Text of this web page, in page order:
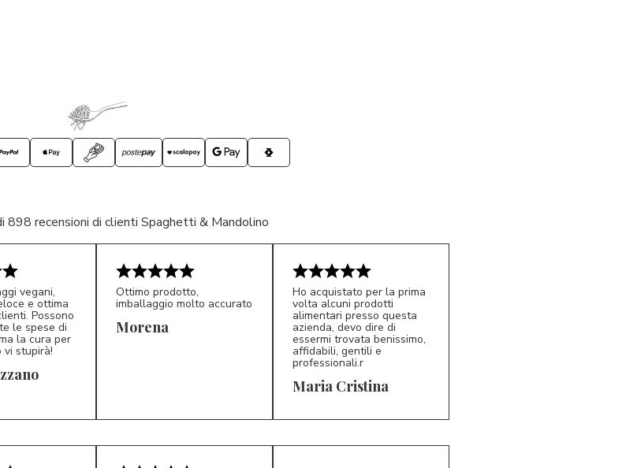
898 recensioni di clienti Spaghetti & Mandolino
5/5
vegani,
e ottima
Possono
le spese di
la cura per
vi stupirà!
Ottimo prodotto,
imballaggio molto accurato
Morena
MC 5/5
Ho acquistato per la prima
volta alcuni prodotti
alimentari presso questa
azienda, devo dire di
essermi trovata benissimo,
affidabili, gentili e
professionali.r
Maria Cristina